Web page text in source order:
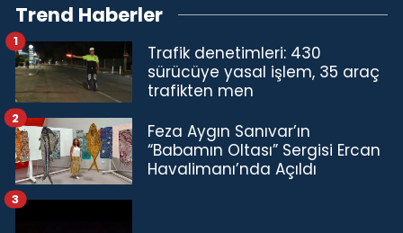
Trend Haberler
Trafik denetimleri: 430
sürücüye yasal işlem, 35 araç
trafikten men
1
Feza Aygın Sanıvar’ın
“Babamın Oltası” Sergisi Ercan
Havalimanı’nda Açıldı
2
3